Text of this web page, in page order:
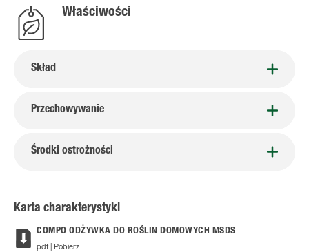
Właściwości
Skład
Przechowywanie
Środki ostrożności
Karta charakterystyki
COMPO ODŻYWKA DO ROŚLIN DOMOWYCH MSDS
pdf | Pobierz